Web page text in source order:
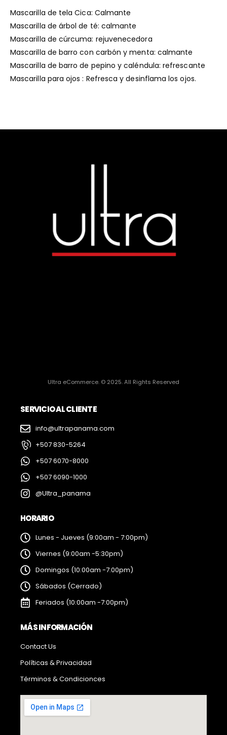
Mascarilla de tela Cica: Calmante
Mascarilla de árbol de té: calmante
Mascarilla de cúrcuma: rejuvenecedora
Mascarilla de barro con carbón y menta: calmante
Mascarilla de barro de pepino y caléndula: refrescante
Mascarilla para ojos : Refresca y desinflama los ojos.
Ultra eCommerce. © 2025. All Rights Reserved
SERVICIO AL CLIENTE
info@ultrapanama.com
+507 830-5264
+507 6070-8000
+507 6090-1000
@Ultra_panama
HORARIO
Lunes - Jueves (9:00am - 7:00pm)
Viernes (9:00am -5:30pm)
Domingos (10:00am -7:00pm)
Sábados (Cerrado)
Feriados (10:00am -7:00pm)
MÁS INFORMACIÓN
Contact Us
Políticas & Privacidad
Términos & Condicionces